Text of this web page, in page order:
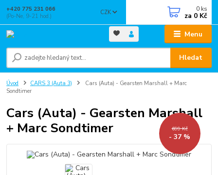
Menu
CZK
Hledat
+420 775 231 066
(Po-Ne, 9-21 hod.)
0 ks
za 0 Kč
Úvod CARS 3 (Auta 3)
Cars (Auta) - Gearsten Marshall + Marc
Sondtimer
Cars (Auta) - Gearsten Marshall
+ Marc Sondtimer
699 Kč
- 37 %